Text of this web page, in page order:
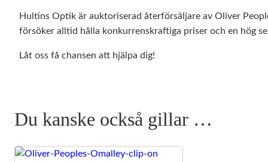
Hultins Optik är auktoriserad återförsäljare av Oliver
försöker alltid hålla konkurrenskraftiga priser och en hög
Låt oss få chansen att hjälpa dig!
Du kanske också gillar …